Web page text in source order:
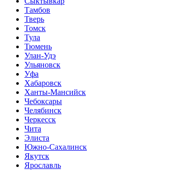
Тамбов
Тверь
Томск
Тула
Тюмень
Улан-Удэ
Ульяновск
Уфа
Хабаровск
Ханты-Мансийск
Чебоксары
Челябинск
Черкесск
Чита
Элиста
Южно-Сахалинск
Якутск
Ярославль